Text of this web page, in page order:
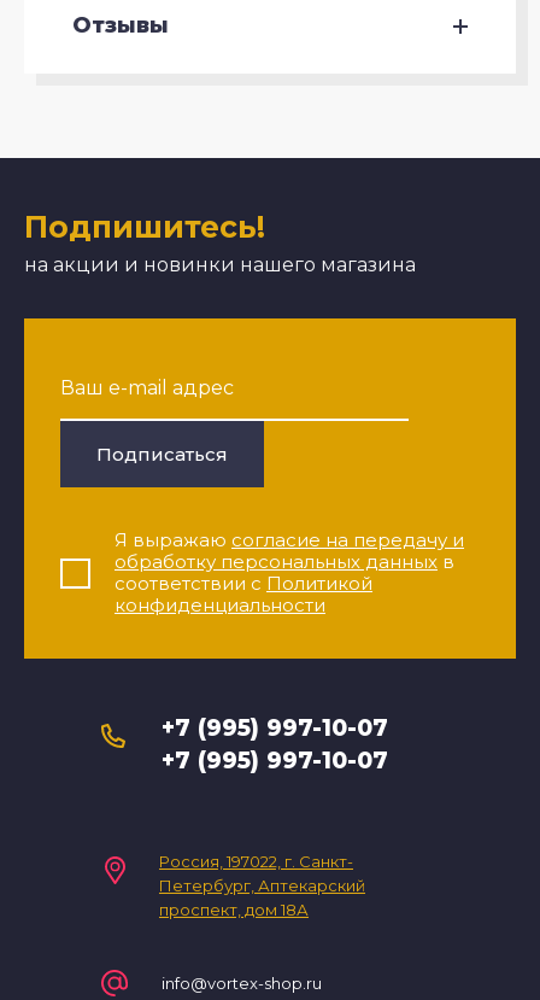
Отзывы
Подпишитесь!
на акции и новинки нашего магазина
Я выражаю согласие на передачу и
обработку персональных данных в
соответствии с Политикой
конфиденциальности
Подписаться
+7 (995) 997-10-07
+7 (995) 997-10-07
Россия, 197022, г. Санкт-
Петербург, Аптекарский
проспект, дом 18А
info@vortex-shop.ru